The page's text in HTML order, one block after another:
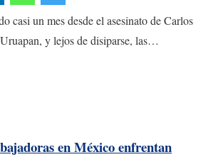
casi un mes desde el asesinato de Carlos
y lejos de disiparse, las…
en México enfrentan